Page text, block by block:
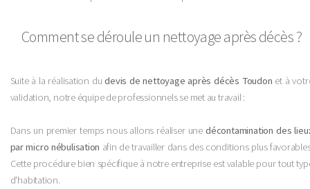
Comment se déroule un nettoyage après décès ?
Suite à la réalisation dudevis de nettoyage après décès Toudon et à
validation, notre équipe de professionnels se met au travail :
Dans un premier temps nous allons réaliser unedécontamination des
par micro nébulisation afin de travailler dans des conditions plus
Cette procédure bien spécifique à notre entreprise est valable pour tout
d'habitation.